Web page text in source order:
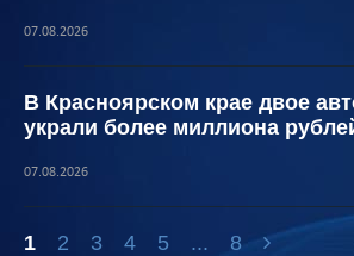
07.08.2026
В Красноярском крае двое
украли более миллиона
07.08.2026
1 2 3 4 5 ... 8